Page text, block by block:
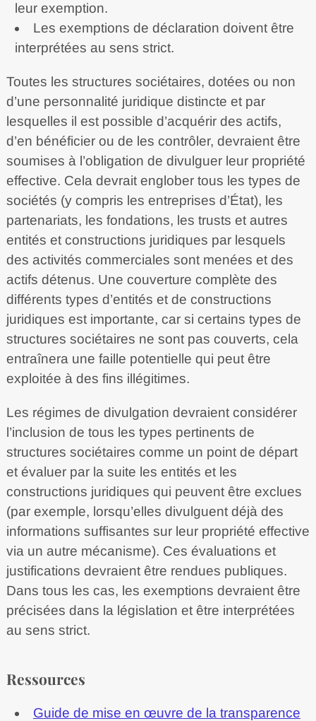
leur exemption.
Les exemptions de déclaration doivent être
interprétées au sens strict.
Toutes les structures sociétaires, dotées ou non
d’une personnalité juridique distincte et par
lesquelles il est possible d’acquérir des actifs,
d’en bénéficier ou de les contrôler, devraient être
soumises à l’obligation de divulguer leur propriété
effective. Cela devrait englober tous les types de
sociétés (y compris les entreprises d’État), les
partenariats, les fondations, les trusts et autres
entités et constructions juridiques par lesquels
des activités commerciales sont menées et des
actifs détenus. Une couverture complète des
différents types d’entités et de constructions
juridiques est importante, car si certains types de
structures sociétaires ne sont pas couverts, cela
entraînera une faille potentielle qui peut être
exploitée à des fins illégitimes.
Les régimes de divulgation devraient considérer
l’inclusion de tous les types pertinents de
structures sociétaires comme un point de départ
et évaluer par la suite les entités et les
constructions juridiques qui peuvent être exclues
(par exemple, lorsqu’elles divulguent déjà des
informations suffisantes sur leur propriété effective
via un autre mécanisme). Ces évaluations et
justifications devraient être rendues publiques.
Dans tous les cas, les exemptions devraient être
précisées dans la législation et être interprétées
au sens strict.
Ressources
Guide de mise en œuvre de la transparence